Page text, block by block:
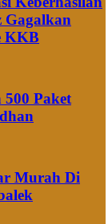
Gagalkan
KKB
500 Paket
Murah Di